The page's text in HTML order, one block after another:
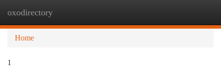
oxodirectory
Home
1